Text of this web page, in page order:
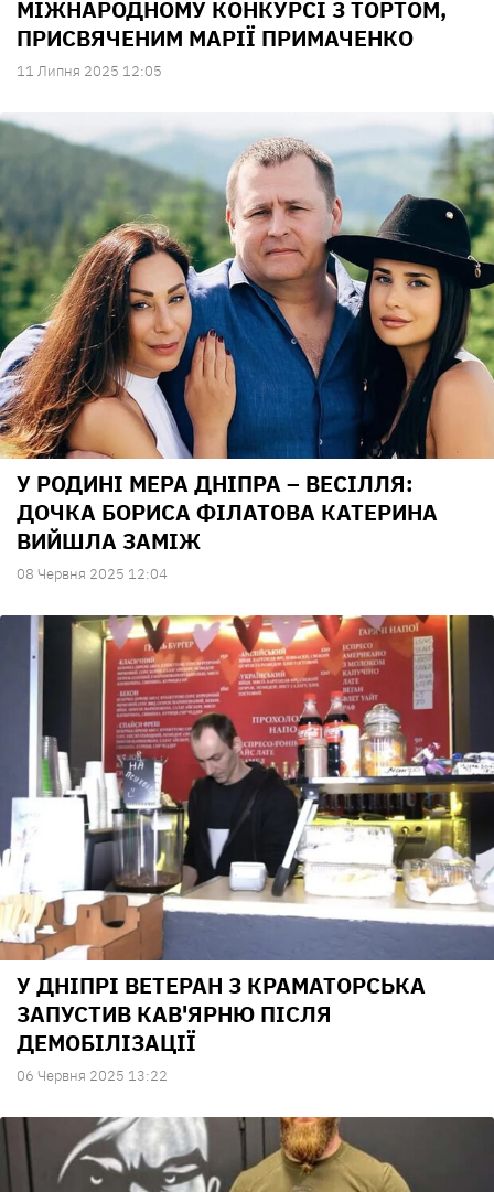
МІЖНАРОДНОМУ КОНКУРСІ З ТОРТОМ,
ПРИСВЯЧЕНИМ МАРІЇ ПРИМАЧЕНКО
11 Липня 2025 12:05
У РОДИНІ МЕРА ДНІПРА – ВЕСІЛЛЯ:
ДОЧКА БОРИСА ФІЛАТОВА КАТЕРИНА
ВИЙШЛА ЗАМІЖ
08 Червня 2025 12:04
У ДНІПРІ ВЕТЕРАН З КРАМАТОРСЬКА
ЗАПУСТИВ КАВ'ЯРНЮ ПІСЛЯ
ДЕМОБІЛІЗАЦІЇ
06 Червня 2025 13:22